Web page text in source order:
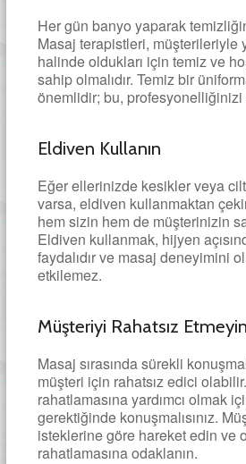
Her gün banyo yaparak
Masaj terapistleri, müşterileriyle
halinde oldukları için temiz ve
sahip olmalıdır. Temiz bir
önemlidir; bu, profesyonelliğinizi
Eldiven Kullanın
Eğer ellerinizde kesikler veya
varsa, eldiven kullanmaktan
hem sizin hem de müşterinizin
Eldiven kullanmak, hijyen
faydalıdır ve masaj deneyimini
etkilemez.
Müşteriyi Rahatsız Etmeyin
Masaj sırasında sürekli
müşteri için rahatsız edici
rahatlamasına yardımcı olmak
gerektiğinde konuşmalısınız.
isteklerine göre hareket edin ve
rahatlamasına odaklanın.